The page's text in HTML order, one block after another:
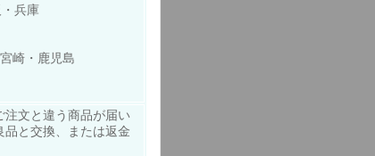
兵庫
崎・鹿児島
文と違う商品が届い
品と交換、または返金